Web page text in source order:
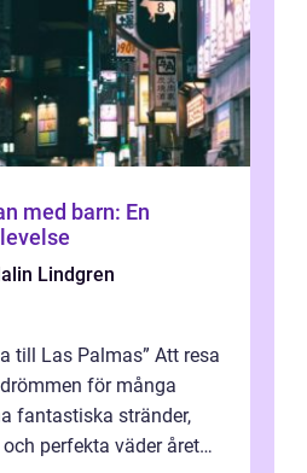
med barn: En
Lindgren
till Las Palmas” Att resa
för många
fantastiska stränder,
perfekta väder året